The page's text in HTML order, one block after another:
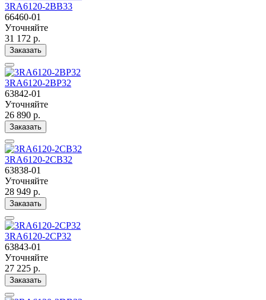
3RA6120-2BB33
66460-01
Уточняйте
31 172 р.
Заказать
3RA6120-2BP32
63842-01
Уточняйте
26 890 р.
Заказать
3RA6120-2CB32
63838-01
Уточняйте
28 949 р.
Заказать
3RA6120-2CP32
63843-01
Уточняйте
27 225 р.
Заказать